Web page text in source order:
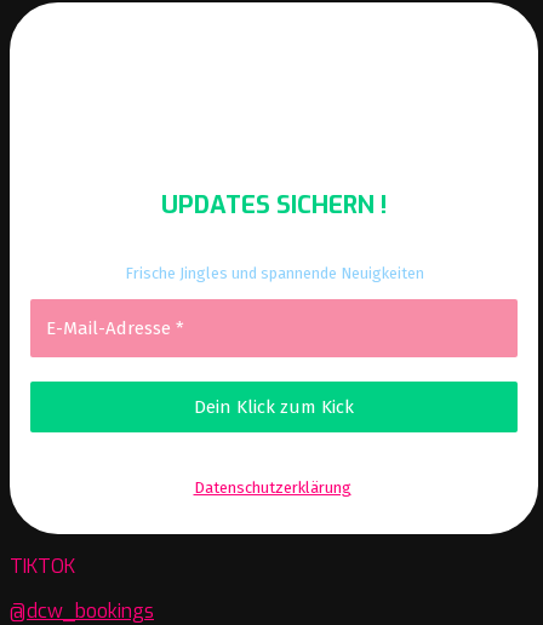
UPDATES SICHERN !
Frische Jingles und spannende Neuigkeiten
Datenschutzerklärung.
TIKTOK
@dcw_bookings